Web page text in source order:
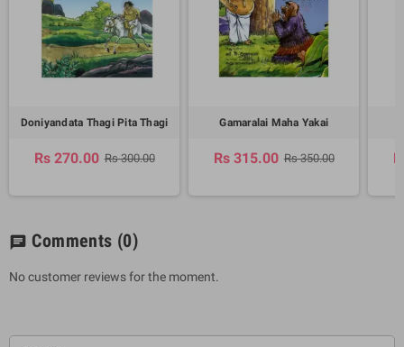
Doniyandata Thagi Pita Thagi
Rs 270.00 Rs 300.00
Gamaralai Maha Yakai
Rs 315.00 Rs 350.00
chat Comments (0)
No customer reviews for the moment.